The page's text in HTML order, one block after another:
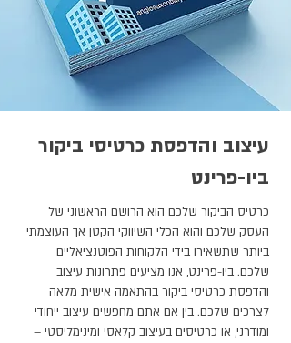
עיצוב והדפסת כרטיסי ביקור
ביו-פרינט
כרטיס הביקור שלכם הוא הרושם הראשוני של
העסק שלכם והוא הכלי השיווקי הקטן אך העוצמתי
ביותר שתשאירו בידי הלקוחות הפוטנציאליים
שלכם. ביו-פרינט, אנו מציעים פתרונות עיצוב
והדפסת כרטיסי ביקור בהתאמה אישית מלאה
לצרכים שלכם. בין אם אתם מחפשים עיצוב ייחודי
ומודרני, או כרטיסים בעיצוב קלאסי ומינימליסטי –